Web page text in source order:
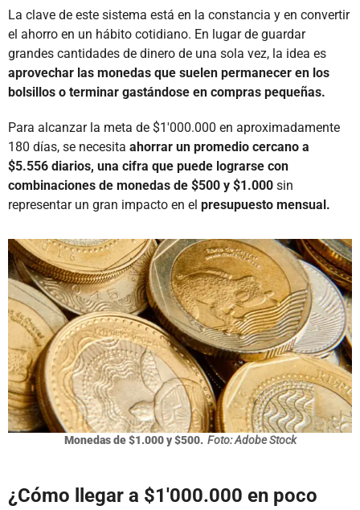
La clave de este sistema está en la constancia y en convertir
el ahorro en un hábito cotidiano. En lugar de guardar
grandes cantidades de dinero de una sola vez, la idea es
aprovechar las monedas que suelen permanecer en los
bolsillos o terminar gastándose en compras pequeñas.
Para alcanzar la meta de $1'000.000 en aproximadamente
180 días, se necesita ahorrar un promedio cercano a
$5.556 diarios, una cifra que puede lograrse con
combinaciones de monedas de $500 y $1.000 sin
representar un gran impacto en el presupuesto mensual.
Monedas de $1.000 y $500. Foto: Adobe Stock
¿Cómo llegar a $1'000.000 en poco